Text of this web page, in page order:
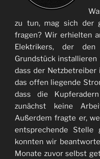
zu tun, mag sich der
fragen? Wir erhielten
Elektrikers, der den
Grundstück
dass der
das offen liegende
dass die
zunächst keine
Außerdem fragte er,
entsprechende Stelle
konnten wir
Monate zuvor selbst